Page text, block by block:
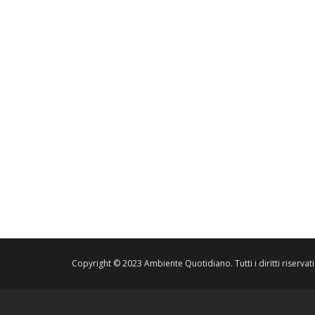
Copyright © 2023 Ambiente Quotidiano. Tutti i diritti riservati.